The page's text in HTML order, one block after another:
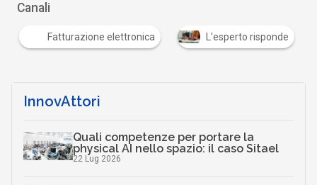
Canali
Fatturazione elettronica L'esperto risponde
InnovAttori
Quali competenze per portare la
physical AI nello spazio: il caso Sitael
22 Lug 2026